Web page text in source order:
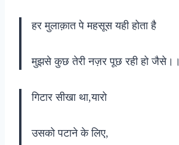
हर मुलाक़ात पे महसूस यही होता है
मुझसे कुछ तेरी नज़र पूछ रही हो जैसे।।
गिटार सीखा था,यारो
उसको पटाने के लिए,